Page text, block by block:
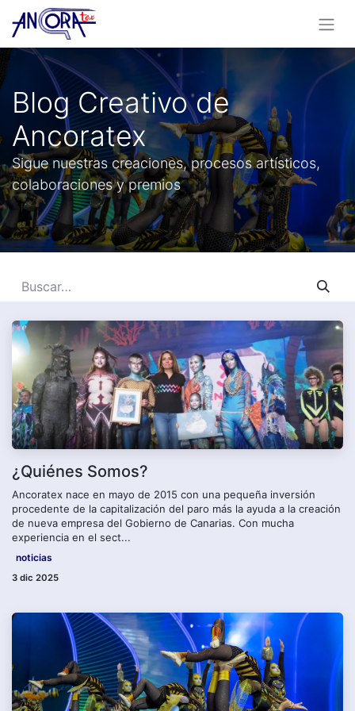
Blog Creativo de
Ancoratex
Sigue nuestras creaciones, procesos artísticos,
colaboraciones y premios
¿Quiénes Somos?
Ancoratex nace en mayo de 2015 con una pequeña inversión
procedente de la capitalización del paro más la ayuda a la creación
de nueva empresa del Gobierno de Canarias. Con mucha
experiencia en el sect...
noticias
3 dic 2025